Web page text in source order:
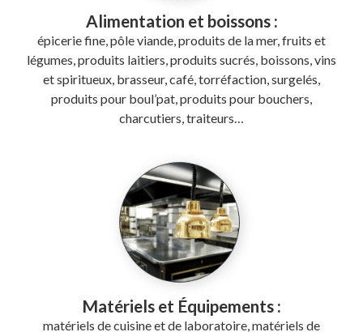
Alimentation et boissons :
épicerie fine, pôle viande, produits de la mer, fruits et
légumes, produits laitiers, produits sucrés, boissons, vins
et spiritueux, brasseur, café, torréfaction, surgelés,
produits pour boul’pat, produits pour bouchers,
charcutiers, traiteurs…
Matériels et Équipements :
matériels de cuisine et de laboratoire, matériels de